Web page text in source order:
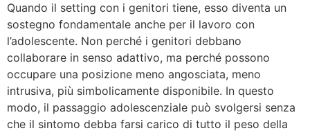
Quando il setting con i genitori tiene, esso diventa un
sostegno fondamentale anche per il lavoro con
l’adolescente. Non perché i genitori debbano
collaborare in senso adattivo, ma perché possono
occupare una posizione meno angosciata, meno
intrusiva, più simbolicamente disponibile. In questo
modo, il passaggio adolescenziale può svolgersi senza
che il sintomo debba farsi carico di tutto il peso della